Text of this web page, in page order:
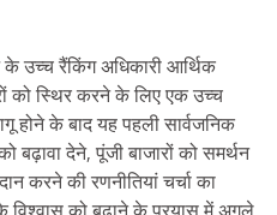
उच्च रैंकिंग अधिकारी आर्थिक
को स्थिर करने के लिए एक उच्च
होने के बाद यह पहली सार्वजनिक
देने, पूंजी बाजारों को समर्थन
करने की रणनीतियां चर्चा का